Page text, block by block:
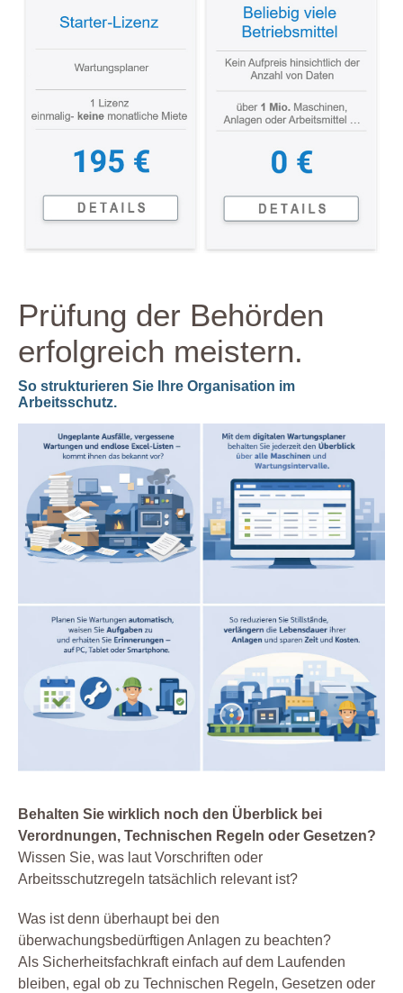
Prüfung der Behörden
erfolgreich meistern.
So strukturieren Sie Ihre Organisation im
Arbeitsschutz.
Behalten Sie wirklich noch den Überblick bei
Verordnungen, Technischen Regeln oder Gesetzen?
Wissen Sie, was laut Vorschriften oder
Arbeitsschutzregeln tatsächlich relevant ist?
Was ist denn überhaupt bei den
überwachungsbedürftigen Anlagen zu beachten?
Als Sicherheitsfachkraft einfach auf dem Laufenden
bleiben, egal ob zu Technischen Regeln, Gesetzen oder